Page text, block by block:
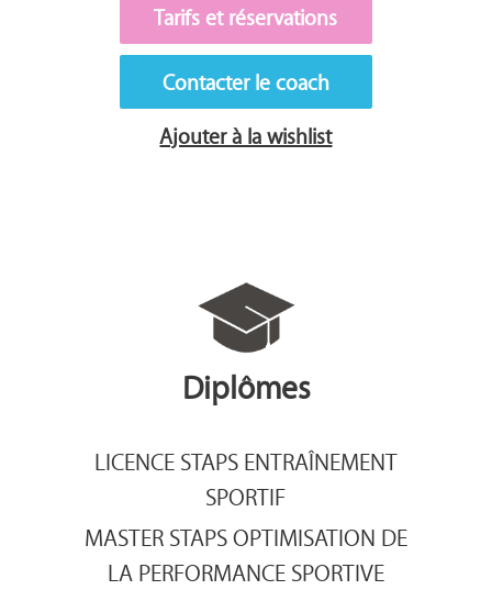
Tarifs et réservations
Contacter le coach
Ajouter à la wishlist
Diplômes
LICENCE STAPS ENTRAÎNEMENT
SPORTIF
MASTER STAPS OPTIMISATION DE
LA PERFORMANCE SPORTIVE